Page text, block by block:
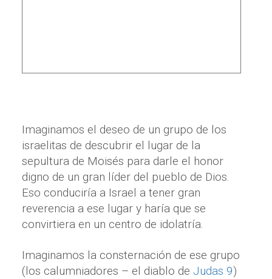
Imaginamos el deseo de un grupo de los
israelitas de descubrir el lugar de la
sepultura de Moisés para darle el honor
digno de un gran líder del pueblo de Dios.
Eso conduciría a Israel a tener gran
reverencia a ese lugar y haría que se
convirtiera en un centro de idolatría.
Imaginamos la consternación de ese grupo
(los calumniadores – el diablo de Judas 9)